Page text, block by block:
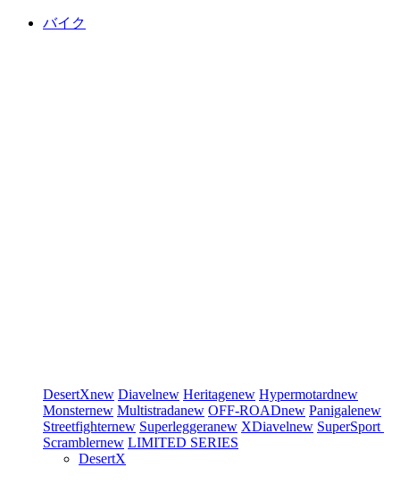
バイク
DesertXnew Diavelnew Heritagenew Hypermotardnew
Monsternew Multistradanew OFF-ROADnew Panigalenew
Streetfighternew Superleggeranew XDiavelnew SuperSport
Scramblernew LIMITED SERIES
DesertX